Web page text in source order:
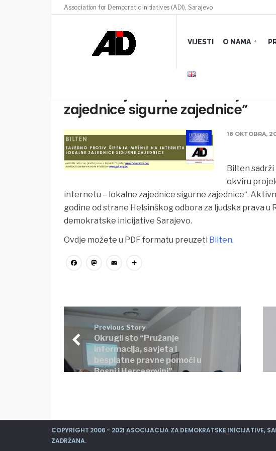
Association for Democratic Initiatives (ADI), Sarajevo
VIJESTI O NAMA
zajednice sigurne zajednice”
18 OKTOBRA,
Bilten
okviru
internetu – lokalne zajednice sigurne zajednice“.
godine od strane Helsinškog odbora za ljudska prava u
demokratske inicijative Sarajevo.
Ovdje možete u PDF formatu preuzeti Bilten.
Facebook
Mastodon
Email
Previous Story
Okrugli sto “Pružanje
informacija, savjeta i
besplatne pravne pomoći u
Bosni i Hercegovini”
COPYRIGHT 2006 - 2021 ASOCIJACIJA ZA DEMOKRATSKE INICIJATIVE,
ZADRŽANA.